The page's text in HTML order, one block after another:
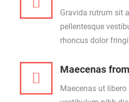
Gravida rutrum sit
pellentesque
rhoncus dolor
Maecenas
Maecenas ut